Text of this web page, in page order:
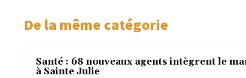
De la même catégorie
Santé : 68 nouveaux agents intègrent le
à Sainte Julie